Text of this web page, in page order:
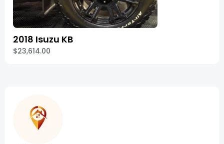
2018 Isuzu KB
$23,614.00